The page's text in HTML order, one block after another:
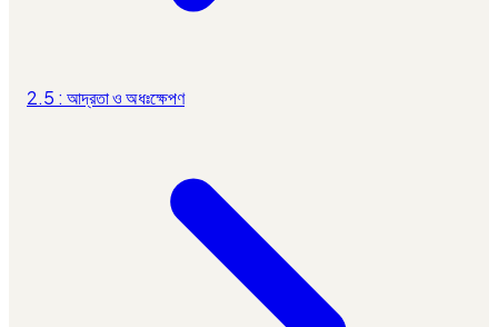
2.5 : আদ্রতা ও অধঃক্ষেপণ